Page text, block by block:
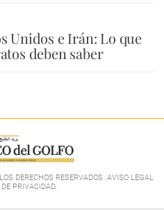
Unidos e Irán: Lo que
deben saber
DERECHOS RESERVADOS. AVISO LEGAL
PRIVACIDAD.